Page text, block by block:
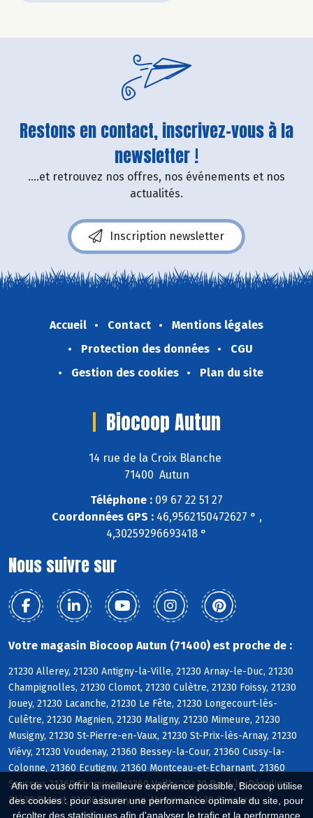
Afin de vous offrir la meilleure expérience possible, Biocoop utilise
des cookies : pour assurer une performance optimale du site, pour
récolter des statistiques afin d'analyser le trafic et la performance
Restons en contact, inscrivez-vous à la
newsletter !
....et retrouvez nos offres, nos événements et nos
actualités.
Inscription newsletter
Accueil Contact
Mentions légales
Protection des données
CGU
Gestion des cookies
Plan du site
Biocoop Autun
14 rue de la Croix Blanche
71400 Autun
Téléphone : 09 67 22 51 27
Coordonnées GPS :46,9562150472627 ° ,
4,30259296693418 °
Nous suivre sur
Votre magasin Biocoop Autun (71400) est proche de :
21230 Allerey, 21230 Antigny-la-Ville, 21230 Arnay-le-Duc, 21230
Champignolles, 21230 Clomot, 21230 Culètre, 21230 Foissy, 21230
Jouey, 21230 Lacanche, 21230 Le Fête, 21230 Longecourt-lès-
Culêtre, 21230 Magnien, 21230 Maligny, 21230 Mimeure, 21230
Musigny, 21230 St-Pierre-en-Vaux, 21230 St-Prix-lès-Arnay, 21230
Viévy, 21230 Voudenay, 21360 Bessey-la-Cour, 21360 Cussy-la-
Colonne, 21360 Ecutigny, 21360 Montceau-et-Echarnant, 21360
Saussey, 21360 Thomirey, 21360 Veilly, 21430 Bard-le-Régulier,
21430 Blanot, 21430 Brazey-en-Morvan, 21430 Censerey